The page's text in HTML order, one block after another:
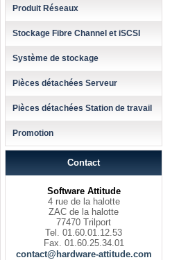
Produit Réseaux
Stockage Fibre Channel et iSCSI
Système de stockage
Pièces détachées Serveur
Pièces détachées Station de travail
Promotion
Contact
Software Attitude
4 rue de la halotte
ZAC de la halotte
77470 Trilport
Tel. 01.60.01.12.53
Fax. 01.60.25.34.01
contact@hardware-attitude.com